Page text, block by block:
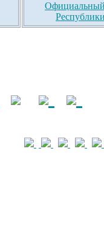
Официальный